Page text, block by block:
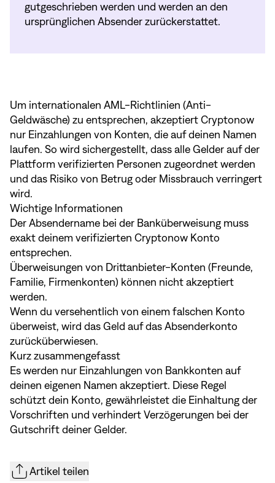
gutgeschrieben werden und werden an den
ursprünglichen Absender zurückerstattet.
Um internationalen AML-Richtlinien (Anti-
Geldwäsche) zu entsprechen, akzeptiert Cryptonow
nur Einzahlungen von Konten, die auf deinen Namen
laufen. So wird sichergestellt, dass alle Gelder auf der
Plattform verifizierten Personen zugeordnet werden
und das Risiko von Betrug oder Missbrauch verringert
wird.
Wichtige Informationen
Der Absendername bei der Banküberweisung muss
exakt deinem verifizierten Cryptonow Konto
entsprechen.
Überweisungen von Drittanbieter-Konten (Freunde,
Familie, Firmenkonten) können nicht akzeptiert
werden.
Wenn du versehentlich von einem falschen Konto
überweist, wird das Geld auf das Absenderkonto
zurücküberwiesen.
Kurz zusammengefasst
Es werden nur Einzahlungen von Bankkonten auf
deinen eigenen Namen akzeptiert. Diese Regel
schützt dein Konto, gewährleistet die Einhaltung der
Vorschriften und verhindert Verzögerungen bei der
Gutschrift deiner Gelder.
Artikel teilen